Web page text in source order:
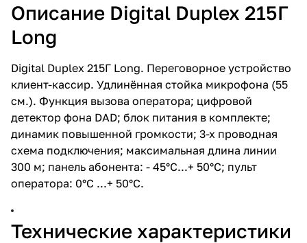
Описание Digital Duplex 215Г
Long
Digital Duplex 215Г Long. Переговорное устройство
клиент-кассир. Удлинённая стойка микрофона (55
см.). Функция вызова оператора; цифровой
детектор фона DAD; блок питания в комплекте;
динамик повышенной громкости; 3-х проводная
схема подключения; максимальная длина линии
300 м; панель абонента: - 45°С...+ 50°С; пульт
оператора: 0°С ...+ 50°С.
Технические характеристики